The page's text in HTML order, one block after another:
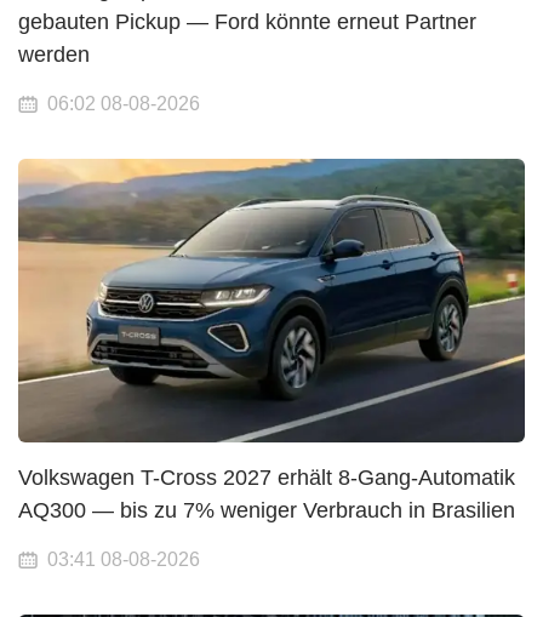
gebauten Pickup — Ford könnte erneut Partner
werden
06:02 08-08-2026
Volkswagen T-Cross 2027 erhält 8-Gang-Automatik
AQ300 — bis zu 7% weniger Verbrauch in Brasilien
03:41 08-08-2026